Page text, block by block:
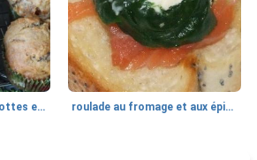
Muffins géants aux carottes et à la banane de Nif roulade au fromage et aux épinards
et